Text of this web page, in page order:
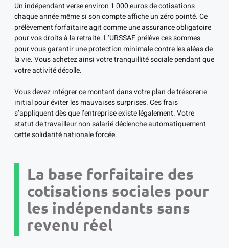
Un indépendant verse environ 1 000 euros de cotisations
chaque année même si son compte affiche un zéro pointé. Ce
prélèvement forfaitaire agit comme une assurance obligatoire
pour vos droits à la retraite. L’URSSAF prélève ces sommes
pour vous garantir une protection minimale contre les aléas de
la vie. Vous achetez ainsi votre tranquillité sociale pendant que
votre activité décolle.
Vous devez intégrer ce montant dans votre plan de trésorerie
initial pour éviter les mauvaises surprises. Ces frais
s’appliquent dès que l’entreprise existe légalement. Votre
statut de travailleur non salarié déclenche automatiquement
cette solidarité nationale forcée.
La base forfaitaire des
cotisations sociales pour
les indépendants sans
revenu réel